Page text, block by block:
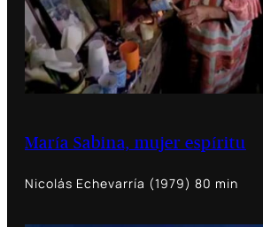
María Sabina, mujer espíritu
Nicolás Echevarría (1979) 80 min